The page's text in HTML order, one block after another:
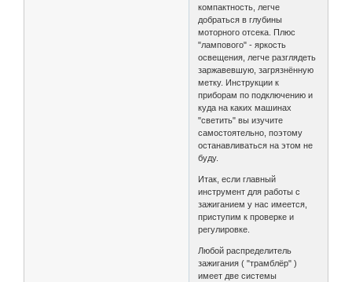
компактность, легче
добраться в глубины
моторного отсека. Плюс
"лампового" - яркость
освещения, легче разглядеть
заржавевшую, загрязнённую
метку. Инструкции к
приборам по подключению и
куда на каких машинах
"светить" вы изучите
самостоятельно, поэтому
останавливаться на этом не
буду.
Итак, если главный
инструмент для работы с
зажиганием у нас имеется,
приступим к проверке и
регулировке.
Любой распределитель
зажигания ( "трамблёр" )
имеет две системы